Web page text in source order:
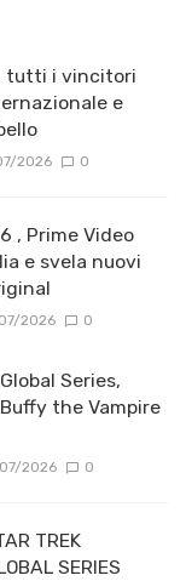
tutti i vincitori
e
2026 0
, Prime Video
e svela nuovi
2026 0
Series,
the Vampire
2026 0
TREK
SERIES